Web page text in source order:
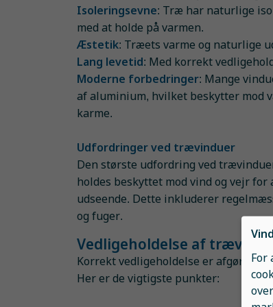
Isoleringsevne: Træ har naturlige
med at holde på varmen.
Æstetik: Træets varme og naturlige
Lang levetid: Med korrekt
Moderne forbedringer: Mange
af aluminium, hvilket beskytter mod
karme.
Udfordringer ved trævinduer
Den største udfordring ved
holdes beskyttet mod vind og vejr
udseende. Dette inkluderer
og fuger.
Vedligeholdelse af
Korrekt vedligeholdelse er
Her er de vigtigste punkter:
For